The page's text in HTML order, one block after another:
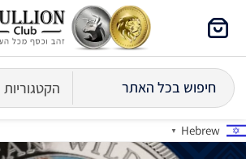
Hebrew
▼